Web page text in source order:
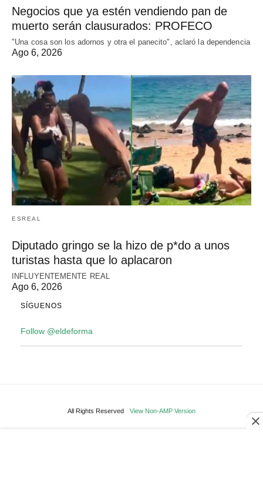
Negocios que ya estén vendiendo pan de
muerto serán clausurados: PROFECO
"Una cosa son los adornos y otra el panecito", aclaró la dependencia
Ago 6, 2026
ESREAL
Diputado gringo se la hizo de p*do a unos
turistas hasta que lo aplacaron
INFLUYENTEMENTE REAL
Ago 6, 2026
SÍGUENOS
Follow @eldeforma
All Rights Reserved View Non-AMP Version